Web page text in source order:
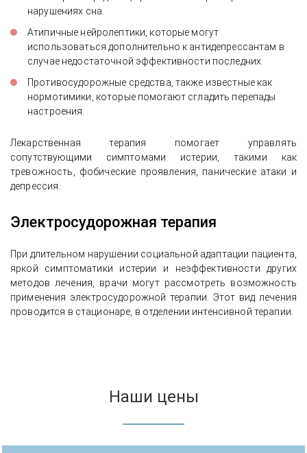
нарушениях сна.
Атипичные нейролептики, которые могут
использоваться дополнительно к антидепрессантам в
случае недостаточной эффективности последних.
Противосудорожные средства, также известные как
нормотимики, которые помогают сгладить перепады
настроения.
Лекарственная терапия помогает управлять
сопутствующими симптомами истерии, такими как
тревожность, фобические проявления, панические атаки и
депрессия.
Электросудорожная терапия
При длительном нарушении социальной адаптации пациента,
яркой симптоматики истерии и неэффективности других
методов лечения, врачи могут рассмотреть возможность
применения электросудорожной терапии. Этот вид лечения
проводится в стационаре, в отделении интенсивной терапии.
Наши цены